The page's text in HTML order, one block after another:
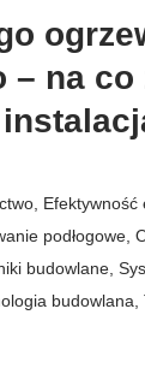
– na
Efektywność
podłogowe
budowlane
budowlana